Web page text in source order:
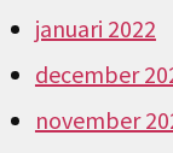
januari 2022
december
november